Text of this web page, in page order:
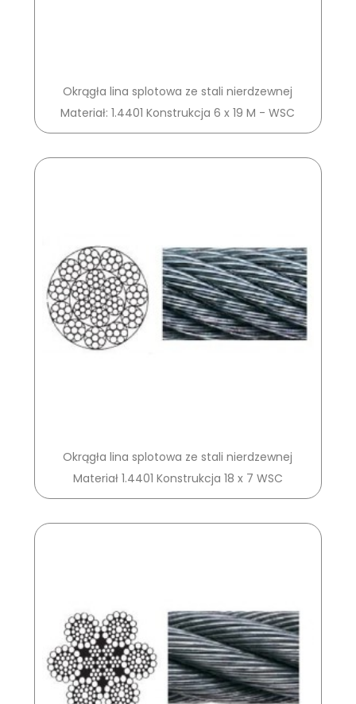
Okrągła lina splotowa ze stali nierdzewnej
Materiał: 1.4401 Konstrukcja 6 x 19 M - WSC
Okrągła lina splotowa ze stali nierdzewnej
Materiał 1.4401 Konstrukcja 18 x 7 WSC